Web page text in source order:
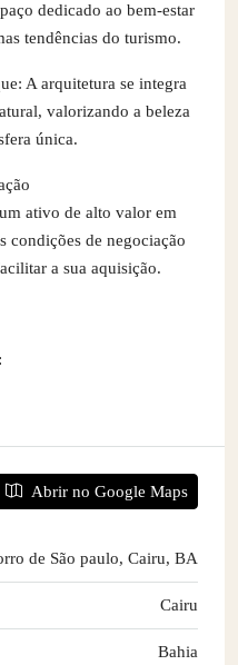
dedicado ao bem-estar
tendências do turismo.
A arquitetura se integra
valorizando a beleza
única.
ativo de alto valor em
condições de negociação
a sua aquisição.
Abrir no Google Maps
de São paulo, Cairu, BA
Cairu
Bahia